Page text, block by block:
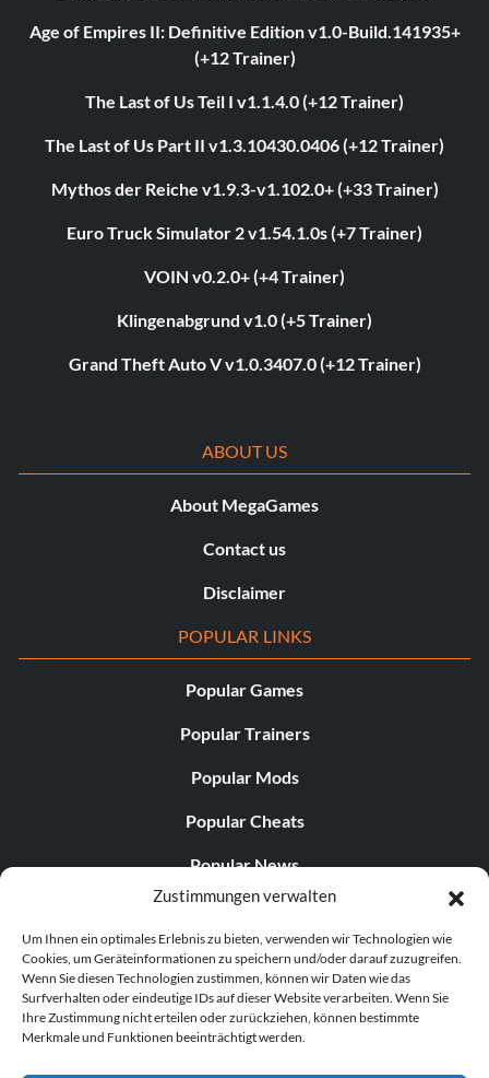
Zustimmungen verwalten
Um Ihnen ein optimales Erlebnis zu bieten, verwenden wir Technologien wie
Cookies, um Geräteinformationen zu speichern und/oder darauf zuzugreifen.
Wenn Sie diesen Technologien zustimmen, können wir Daten wie das
Surfverhalten oder eindeutige IDs auf dieser Website verarbeiten. Wenn Sie
Ihre Zustimmung nicht erteilen oder zurückziehen, können bestimmte
Merkmale und Funktionen beeinträchtigt werden.
Age of Empires II: Definitive Edition v1.0-Build.141935+
(+12 Trainer)
The Last of Us Teil I v1.1.4.0 (+12 Trainer)
The Last of Us Part II v1.3.10430.0406 (+12 Trainer)
Mythos der Reiche v1.9.3-v1.102.0+ (+33 Trainer)
Euro Truck Simulator 2 v1.54.1.0s (+7 Trainer)
VOIN v0.2.0+ (+4 Trainer)
Klingenabgrund v1.0 (+5 Trainer)
Grand Theft Auto V v1.0.3407.0 (+12 Trainer)
ABOUT US
About MegaGames
Contact us
Disclaimer
POPULAR LINKS
Popular Games
Popular Trainers
Popular Mods
Popular Cheats
Popular News
Popular Editorials
Popular Free Games
LATEST UPDATES